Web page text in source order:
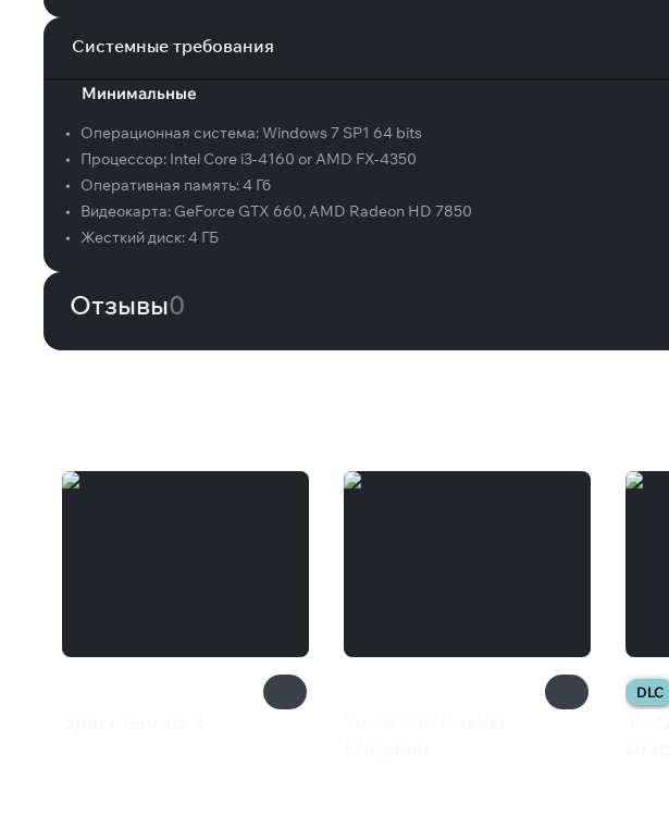
Системные требования
Минимальные
• Операционная система:Windows 7 SP1 64 bits
•
Процессор: Intel Core i3-4160 or AMD FX-4350
•
Оперативная память:4 Гб
•
Видеокарта: GeForce GTX 660, AMD Radeon HD 7850
•
Жесткий диск:4 ГБ
Отзывы0
DLC